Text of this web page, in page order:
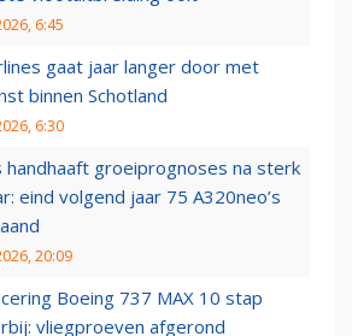
6:45
gaat jaar langer door met
binnen Schotland
6:30
handhaaft groeiprognoses na sterk
eind volgend jaar 75 A320neo’s
20:09
Boeing 737 MAX 10 stap
vliegproeven afgerond